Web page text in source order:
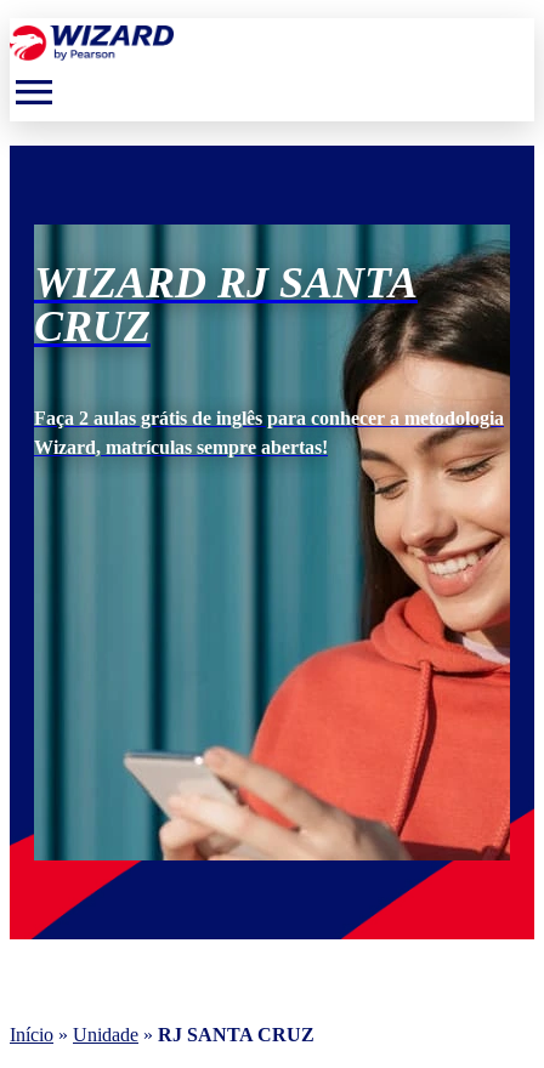
menu
WIZARD RJ SANTA
CRUZ
Faça 2 aulas grátis de inglês para conhecer a metodologia
Wizard, matrículas sempre abertas!
Início » Unidade » RJ SANTA CRUZ